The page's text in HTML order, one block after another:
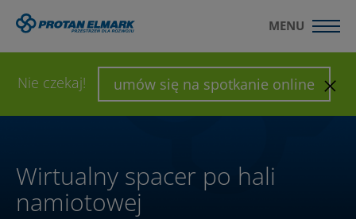
Nie czekaj! umów się na spotkanie online
MENU
WYŚLIJ ZAPYTANIE SKONFIGURUJ HALĘ
Wirtualny spacer po hali
namiotowej